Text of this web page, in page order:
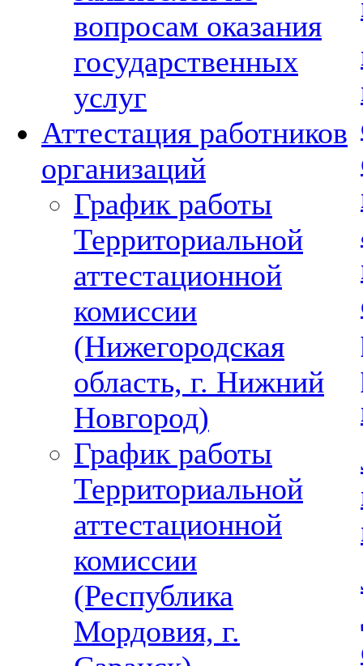
вопросам оказания
государственных
услуг
Аттестация работников
организаций
График работы
Территориальной
аттестационной
комиссии
(Нижегородская
область, г. Нижний
Новгород)
График работы
Территориальной
аттестационной
комиссии
(Республика
Мордовия, г.